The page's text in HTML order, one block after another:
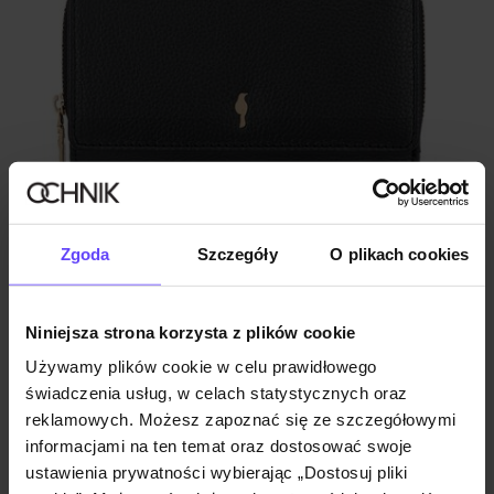
Zgoda Szczegóły O plikach cookies
Niniejsza strona korzysta z plików cookie
Używamy plików cookie w celu prawidłowego
świadczenia usług, w celach statystycznych oraz
reklamowych. Możesz zapoznać się ze szczegółowymi
informacjami na ten temat oraz dostosować swoje
ustawienia prywatności wybierając „Dostosuj pliki
Duży czarny skórzany portfel damski
5.0 (109)